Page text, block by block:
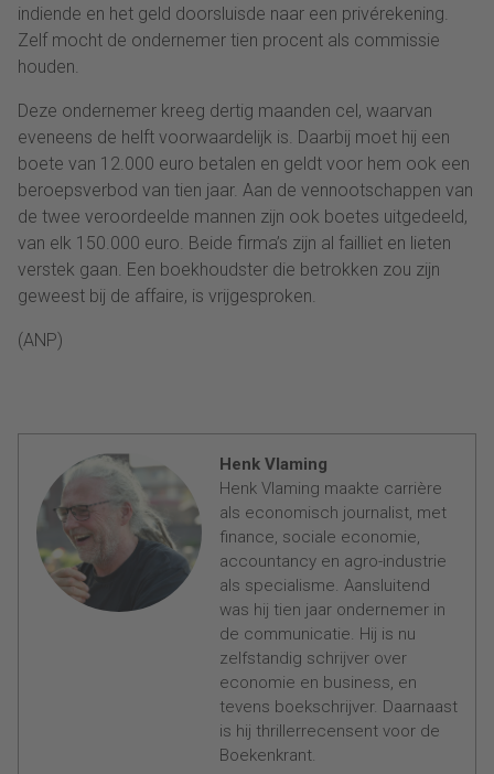
indiende en het geld doorsluisde naar een privérekening.
Zelf mocht de ondernemer tien procent als commissie
houden.
Deze ondernemer kreeg dertig maanden cel, waarvan
eveneens de helft voorwaardelijk is. Daarbij moet hij een
boete van 12.000 euro betalen en geldt voor hem ook een
beroepsverbod van tien jaar. Aan de vennootschappen van
de twee veroordeelde mannen zijn ook boetes uitgedeeld,
van elk 150.000 euro. Beide firma’s zijn al failliet en lieten
verstek gaan. Een boekhoudster die betrokken zou zijn
geweest bij de affaire, is vrijgesproken.
(ANP)
Henk Vlaming
Henk Vlaming maakte carrière
als economisch journalist, met
finance, sociale economie,
accountancy en agro-industrie
als specialisme. Aansluitend
was hij tien jaar ondernemer in
de communicatie. Hij is nu
zelfstandig schrijver over
economie en business, en
tevens boekschrijver. Daarnaast
is hij thrillerrecensent voor de
Boekenkrant.